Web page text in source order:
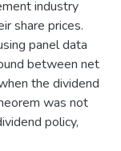
industry
share prices.
panel data
between net
the dividend
was not
policy,